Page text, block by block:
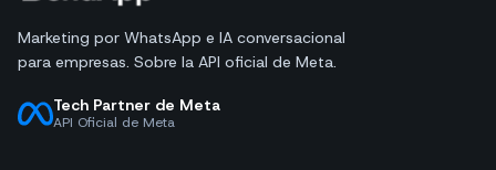
Marketing por WhatsApp e IA conversacional
para empresas. Sobre la API oficial de Meta.
Tech Partner de Meta
API Oficial de Meta